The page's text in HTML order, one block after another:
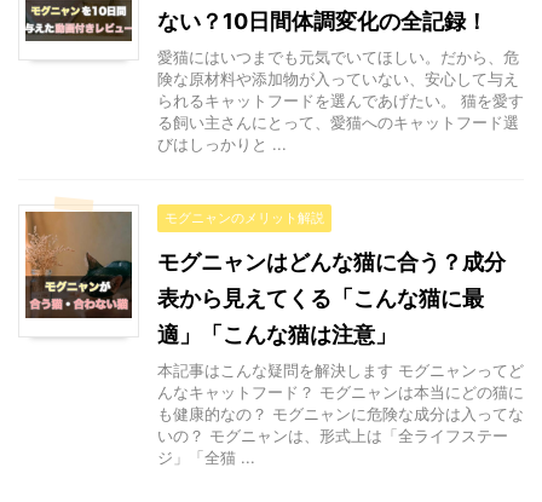
ない？10日間体調変化の全記録！
愛猫にはいつまでも元気でいてほしい。だから、危
険な原材料や添加物が入っていない、安心して与え
られるキャットフードを選んであげたい。 猫を愛す
る飼い主さんにとって、愛猫へのキャットフード選
びはしっかりと ...
モグニャンのメリット解説
モグニャンはどんな猫に合う？成分
表から見えてくる「こんな猫に最
適」「こんな猫は注意」
本記事はこんな疑問を解決します モグニャンってど
んなキャットフード？ モグニャンは本当にどの猫に
も健康的なの？ モグニャンに危険な成分は入ってな
いの？ モグニャンは、形式上は「全ライフステー
ジ」「全猫 ...